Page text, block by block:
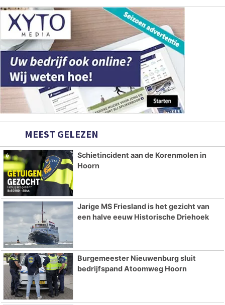
MEEST GELEZEN
Schietincident aan de Korenmolen in
Hoorn
Jarige MS Friesland is het gezicht van
een halve eeuw Historische Driehoek
Burgemeester Nieuwenburg sluit
bedrijfspand Atoomweg Hoorn